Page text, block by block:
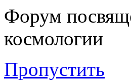
Форум
космологии
Пропустить